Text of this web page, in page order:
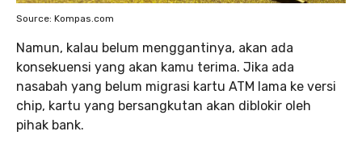
Source: Kompas.com
Namun, kalau belum menggantinya, akan ada
konsekuensi yang akan kamu terima. Jika ada
nasabah yang belum migrasi kartu ATM lama ke versi
chip, kartu yang bersangkutan akan diblokir oleh
pihak bank.